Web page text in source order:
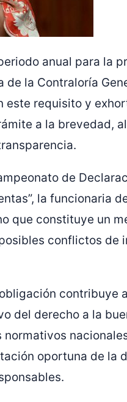
anual para la
la Contraloría
este requisito y
a la brevedad,
de
la funcionaria
que constituye un
conflictos de
contribuye
del derecho a la
oportuna de la